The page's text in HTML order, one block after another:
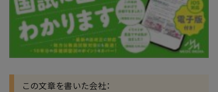
この文章を書いた会社：